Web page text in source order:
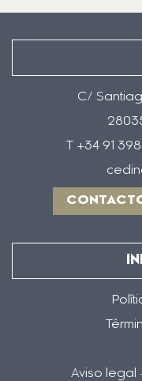
C/
T +34 91
Aviso legal